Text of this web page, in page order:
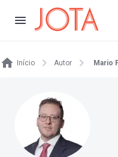
Início Autor Mario